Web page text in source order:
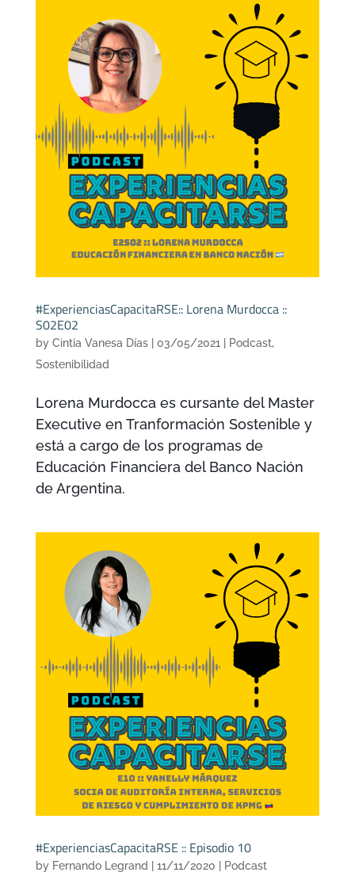
#ExperienciasCapacitaRSE:: Lorena Murdocca ::
S02E02
by Cintia Vanesa Días| 03/05/2021 Podcast,
Sostenibilidad
Lorena Murdocca es cursante del Master
Executive en Tranformación Sostenible y
está a cargo de los programas de
Educación Financiera del Banco Nación
de Argentina.
#ExperienciasCapacitaRSE :: Episodio 10
by Fernando Legrand 11/11/2020 Podcast